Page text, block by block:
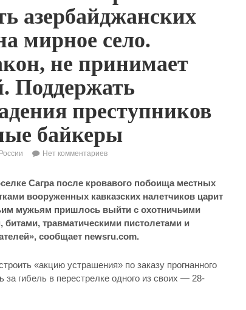
азербайджанских
мирное село.
не принимает
Поддержать
преступников
байкеры
Нет комментариев
Сагра после кровавого побоища местных
вооруженных кавказских налетчиков царит
мужьям пришлось выйти с охотничьими
травматическими пистолетами и
сообщает newsru.com.
«акцию устрашения» по заказу прогнанного
за гибель в перестрелке одного из своих — 28-